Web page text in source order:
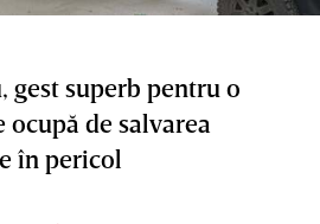
gest superb pentru o
ocupă de salvarea
în pericol